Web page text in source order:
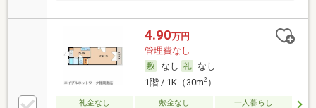
4.90万円
管理費なし
なし
なし
1階 / 1K（30m2）
礼金なし 敷金なし 一人暮らし